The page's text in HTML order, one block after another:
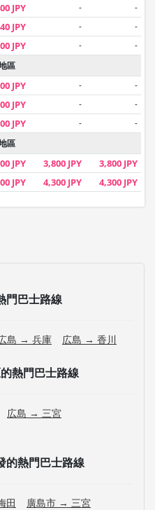
JPY -
-
JPY -
-
JPY -
-
區
JPY -
-
JPY -
-
JPY -
-
區
JPY 3,800 JPY 3,800 JPY
JPY 4,300 JPY 4,300 JPY
門巴士路線
島 → 兵庫 広島 → 香川
熱門巴士路線
広島 → 三宮
的熱門巴士路線
田 廣島市 → 三宮